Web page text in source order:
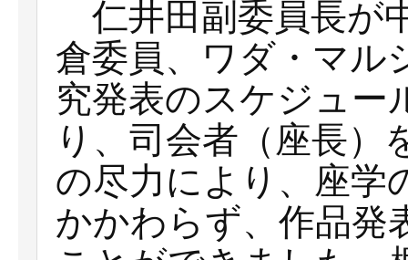
仁井田副委員長が
倉委員、ワダ・マル
究発表のスケジュー
り、司会者（座長）
の尽力により、座学
かかわらず、作品発